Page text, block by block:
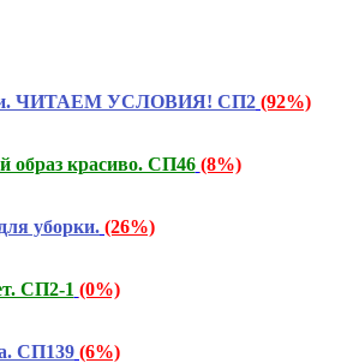
ЧИТАЕМ УСЛОВИЯ! СП2 (92%)
образ красиво. СП46 (8%)
уборки. (26%)
СП2-1 (0%)
СП139 (6%)